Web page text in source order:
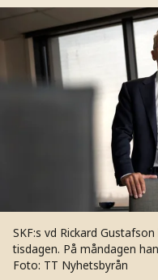
SKF:s vd Rickard
tisdagen. På måndagen
Foto: TT Nyhetsbyrån